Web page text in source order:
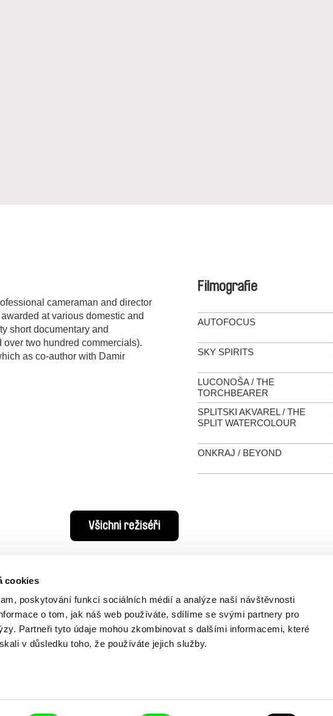
cookies
poskytování funkcí sociálních médií a analýze naší návštěvnosti
o tom, jak náš web používáte, sdílíme se svými partnery pro
Partneři tyto údaje mohou zkombinovat s dalšími informacemi, které
v důsledku toho, že používáte jejich služby.
cameraman and director
at various domestic and
short documentary and
two hundred commercials).
as co-author with Damir
Filmografie
AUTOFOCUS
SKY SPIRITS
LUCONOŠA / THE
TORCHBEARER
SPLITSKI AKVAREL / THE
SPLIT WATERCOLOUR
ONKRAJ / BEYOND
Všichni režiséři
Vaše online